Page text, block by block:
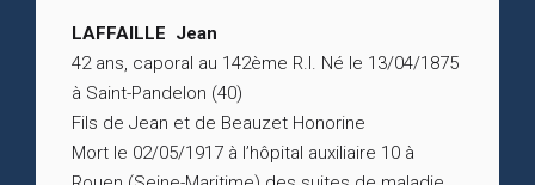
LAFFAILLE Jean
42 ans, caporal au 142ème R.I. Né le 13/04/1875
à Saint-Pandelon (40)
Fils de Jean et de Beauzet Honorine
Mort le 02/05/1917 à l’hôpital auxiliaire 10 à